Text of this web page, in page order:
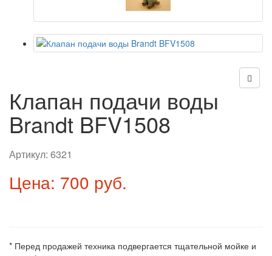
Клапан подачи воды
Brandt BFV1508
Артикул: 6321
Цена: 700 руб.
* Перед продажей техника подвергается тщательной мойке и